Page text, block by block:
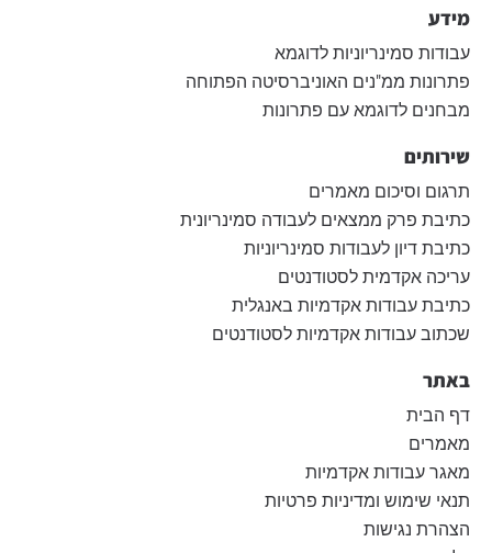
מידע
עבודות סמינריוניות לדוגמא
פתרונות ממ"נים האוניברסיטה הפתוחה
מבחנים לדוגמא עם פתרונות
שירותים
תרגום וסיכום מאמרים
כתיבת פרק ממצאים לעבודה סמינריונית
כתיבת דיון לעבודות סמינריוניות
עריכה אקדמית לסטודנטים
כתיבת עבודות אקדמיות באנגלית
שכתוב עבודות אקדמיות לסטודנטים
באתר
דף הבית
מאמרים
מאגר עבודות אקדמיות
תנאי שימוש ומדיניות פרטיות
הצהרת נגישות